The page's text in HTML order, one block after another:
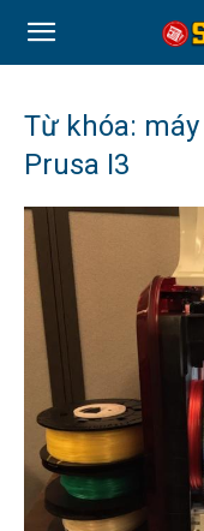
Từ khóa:
Prusa I3